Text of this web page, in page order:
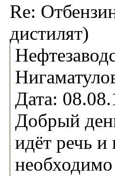
Re:
дистилят)
Дата:
Добрый
идёт речь
необходимо